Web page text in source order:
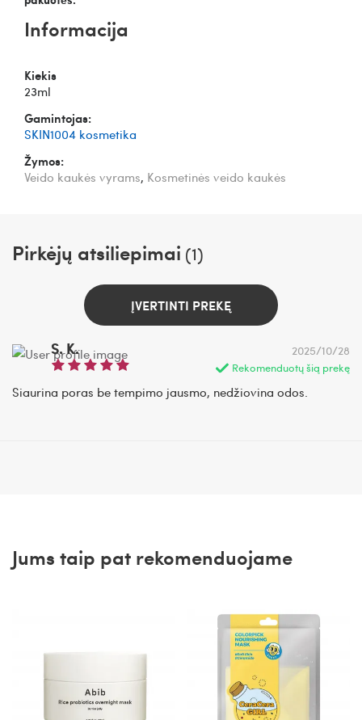
Informacija
Kiekis
23ml
Gamintojas:
SKIN1004 kosmetika
Žymos:
Veido kaukės vyrams, Kosmetinės veido kaukės
Pirkėjų atsiliepimai (1)
ĮVERTINTI PREKĘ
S. K.
Rekomenduotų šią prekę
2025/10/28
Siaurina poras be tempimo jausmo, nedžiovina odos.
Jums taip pat rekomenduojame